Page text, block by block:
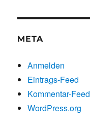
META
Anmelden
Eintrags-Feed
Kommentar-Feed
WordPress.org